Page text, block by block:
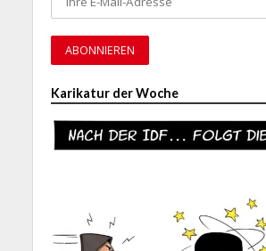
Karikatur der Woche